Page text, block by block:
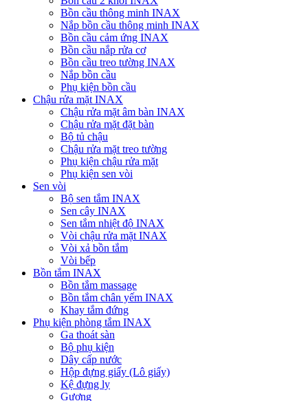
Bồn cầu thông minh INAX
Nắp bồn cầu thông minh INAX
Bồn cầu cảm ứng INAX
Bồn cầu nắp rửa cơ
Bồn cầu treo tường INAX
Nắp bồn cầu
Phụ kiện bồn cầu
Chậu rửa mặt INAX
Chậu rửa mặt âm bàn INAX
Chậu rửa mặt đặt bàn
Bộ tủ chậu
Chậu rửa mặt treo tường
Phụ kiện chậu rửa mặt
Phụ kiện sen vòi
Sen vòi
Bộ sen tắm INAX
Sen cây INAX
Sen tắm nhiệt độ INAX
Vòi chậu rửa mặt INAX
Vòi xả bồn tắm
Vòi bếp
Bồn tắm INAX
Bồn tắm massage
Bồn tắm chân yếm INAX
Khay tắm đứng
Phụ kiện phòng tắm INAX
Ga thoát sàn
Bộ phụ kiện
Dây cấp nước
Hộp đựng giấy (Lô giấy)
Kệ đựng ly
Gương